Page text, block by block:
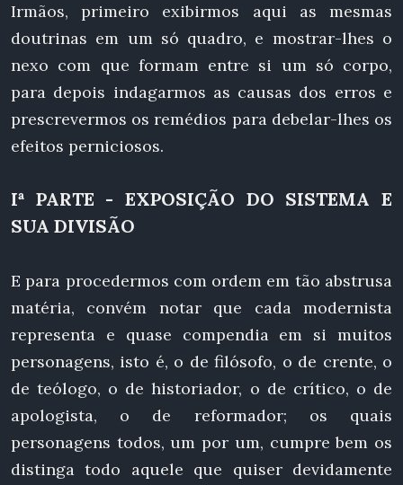
Irmãos, primeiro exibirmos aqui as mesmas
doutrinas em um só quadro, e mostrar-lhes o
nexo com que formam entre si um só corpo,
para depois indagarmos as causas dos erros e
prescrevermos os remédios para debelar-lhes os
efeitos perniciosos.
Iª PARTE - EXPOSIÇÃO DO SISTEMA E
SUA DIVISÃO
E para procedermos com ordem em tão abstrusa
matéria, convém notar que cada modernista
representa e quase compendia em si muitos
personagens, isto é, o de filósofo, o de crente, o
de teólogo, o de historiador, o de crítico, o de
apologista, o de reformador; os quais
personagens todos, um por um, cumpre bem os
distinga todo aquele que quiser devidamente